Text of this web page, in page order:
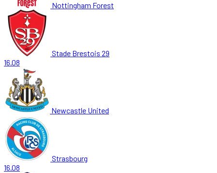
Nottingham Forest
Stade Brestois 29
16.08
Newcastle United
Strasbourg
16.08